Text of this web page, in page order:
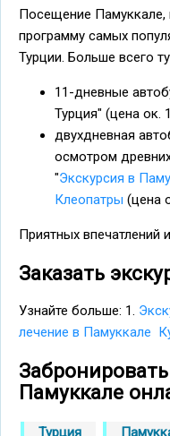
Посещение Памуккале,
программу самых
Турции. Больше всего
11-дневные
Турция" (цена ок.
двухдневная
осмотром
"Экскурсия в
Клеопатры (цена
Приятных впечатлений
Заказать
Узнайте больше: 1.
лечение в Памуккале
Памуккале
Турция